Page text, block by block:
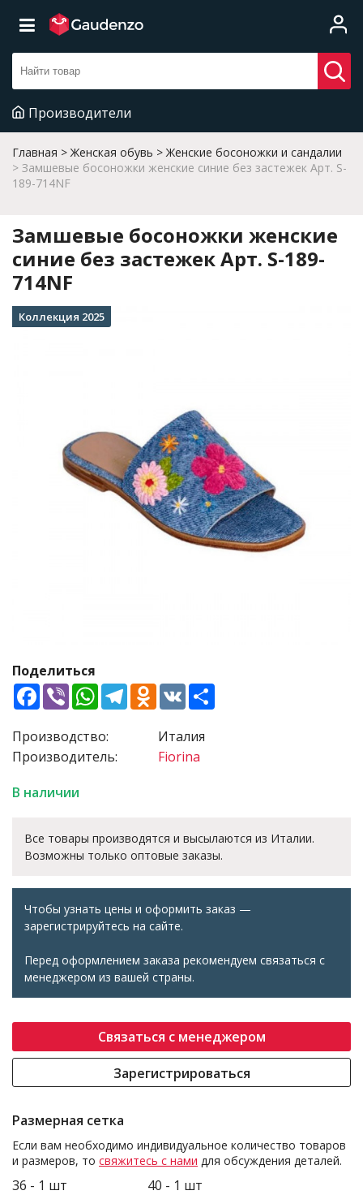
Производители
Главная Женская обувь
Женские босоножки и сандалии
Замшевые босоножки женские синие без застежек Арт. S-
189-714NF
Замшевые босоножки женские
синие без застежек Арт. S-189-
714NF
Коллекция 2025
Поделиться
Facebook
ViberWhatsApp
TelegramOdnoklassniki
VK
Производство:
Производитель:
Италия
Fiorina
В наличии
Все товары производятся и высылаются из Италии.
Возможны только оптовые заказы.
Чтобы узнать цены и оформить заказ —
зарегистрируйтесь на сайте.
Перед оформлением заказа рекомендуем связаться с
менеджером из вашей страны.
Связаться с менеджером
Зарегистрироваться
Размерная сетка
Если вам необходимо индивидуальное количество товаров
и размеров, то свяжитесь с нами для обсуждения деталей.
36 - 1 шт
40 - 1 шт